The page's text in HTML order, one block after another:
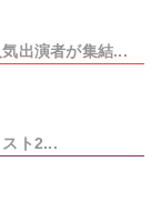
出演者が集結...
ト2...